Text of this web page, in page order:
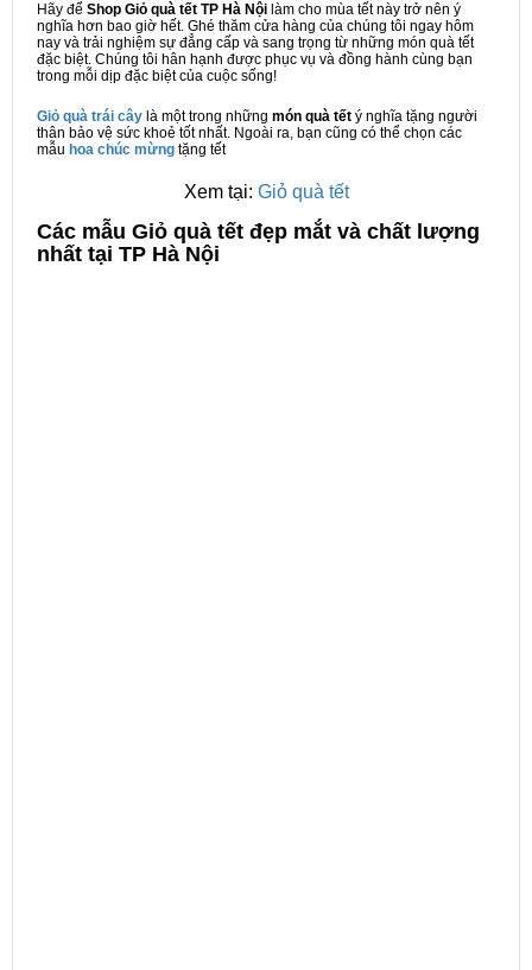
Hãy để Shop Giỏ quà tết TP Hà Nội làm cho mùa tết này trở nên ý
nghĩa hơn bao giờ hết. Ghé thăm cửa hàng của chúng tôi ngay hôm
nay và trải nghiệm sự đẳng cấp và sang trọng từ những món quà tết
đặc biệt. Chúng tôi hân hạnh được phục vụ và đồng hành cùng bạn
trong mỗi dịp đặc biệt của cuộc sống!
Giỏ quà trái cây là một trong những món quà tết ý nghĩa tặng người
thân bảo vệ sức khoẻ tốt nhất. Ngoài ra, bạn cũng có thể chọn các
mẫu hoa chúc mừng tặng tết
Xem tại: Giỏ quà tết
Các mẫu Giỏ quà tết đẹp mắt và chất lượng
nhất tại TP Hà Nội